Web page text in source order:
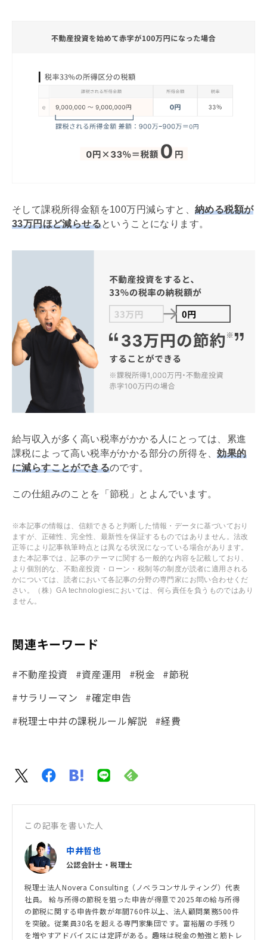
そして課税所得金額を100万円減らすと、 納める税額が
33万円ほど減らせるということになります。
給与収入が多く高い税率がかかる人にとっては、累進
課税によって高い税率がかかる部分の所得を、効果的
に減らすことができるのです。
この仕組みのことを「節税」とよんでいます。
※本記事の情報は、信頼できると判断した情報・データに基づいており
ますが、正確性、完全性、最新性を保証するものではありません。法改
正等により記事執筆時点とは異なる状況になっている場合があります。
また本記事では、記事のテーマに関する一般的な内容を記載しており、
より個別的な、不動産投資・ローン・税制等の制度が読者に適用される
かについては、読者において各記事の分野の専門家にお問い合わせくだ
さい。（株）GA technologiesにおいては、何ら責任を負うものではあり
ません。
関連キーワード
#不動産投資 #資産運用 #税金
#節税
#サラリーマン
#確定申告
#税理士中井の課税ルール解説
#経費
この記事を書いた人
中井哲也
公認会計士・税理士
税理士法人Novera Consulting（ノベラコンサルティング）代表
社員。 給与所得の節税を狙った申告が得意で2025年の給与所得
の節税に関する申告件数が年間760件以上、法人顧問業務500件
を突破。従業員30名を超える専門家集団です。富裕層の手残り
を増やすアドバイスには定評がある。趣味は税金の勉強と筋トレ